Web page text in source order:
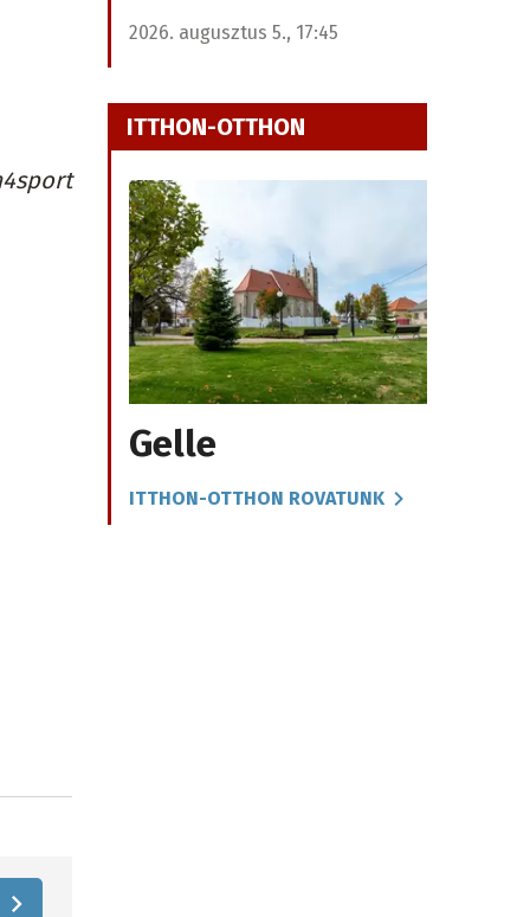
2026. augusztus 5., 17:45
ITTHON-OTTHON
Gelle
ITTHON-OTTHON ROVATUNK